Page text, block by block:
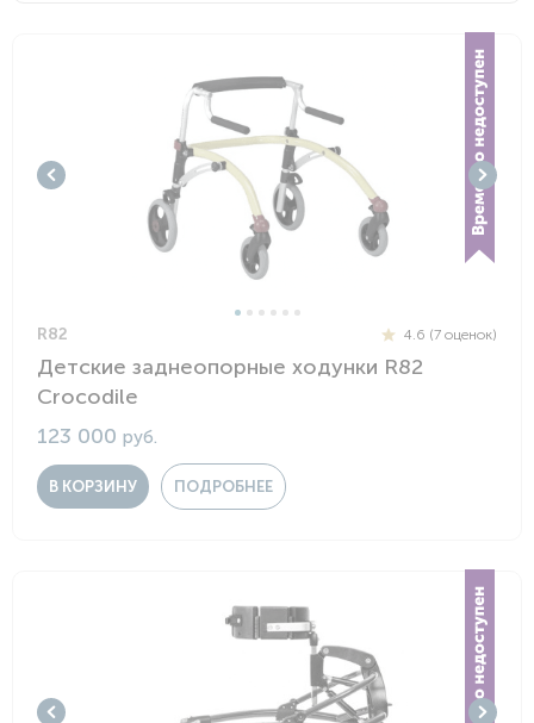
R82 4.6 (7 оценок)
Детские заднеопорные ходунки R82
Crocodile
123 000 руб.
В КОРЗИНУ ПОДРОБНЕЕ